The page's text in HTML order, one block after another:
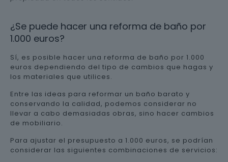
¿Se puede hacer una reforma de baño por
1.000 euros?
Sí, es posible hacer una reforma de baño por 1.000
euros dependiendo del tipo de cambios que hagas y
los materiales que utilices.
Entre las ideas para reformar un baño barato y
conservando la calidad, podemos considerar no
llevar a cabo demasiadas obras, sino hacer cambios
de mobiliario.
Para ajustar el presupuesto a 1.000 euros, se podrían
considerar las siguientes combinaciones de servicios: